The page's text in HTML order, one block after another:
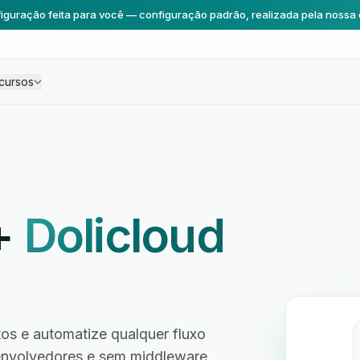
feita para você — configuração padrão, realizada pela nossa
Dolicloud
e automatize qualquer fluxo
e sem middleware